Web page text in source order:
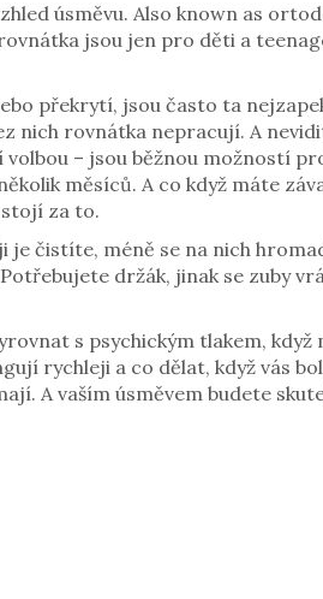
úsměvu. Also known as
jsou jen pro děti a
překrytí, jsou často ta
nich rovnátka nepracují. A
volbou – jsou běžnou možností
měsíců. A co když máte
stojí za to.
je čistíte, méně se na nich
držák, jinak se zuby
s psychickým tlakem, když
rychleji a co dělat, když vás
A vaším úsměvem budete